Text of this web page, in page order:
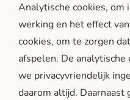
diabetes.nl is een
Analytische cookies, om
werking en het effect
cookies, om te zorgen
afspelen. De
we privacyvriendelijk
daarom altijd.